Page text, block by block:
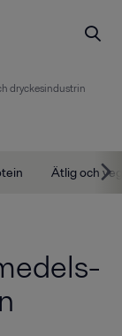
dryckesindustrin
Ätlig och